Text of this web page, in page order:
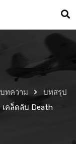
บทความ
บทสรุป
เคล็ดลับ Death